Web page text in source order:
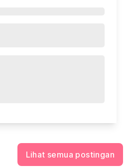
Lihat semua postingan